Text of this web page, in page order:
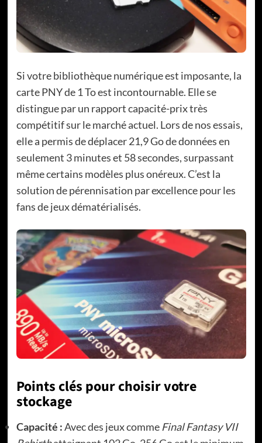
Si votre bibliothèque numérique est imposante, la
carte PNY de 1 To est incontournable. Elle se
distingue par un rapport capacité-prix très
compétitif sur le marché actuel. Lors de nos essais,
elle a permis de déplacer 21,9 Go de données en
seulement 3 minutes et 58 secondes, surpassant
même certains modèles plus onéreux. C’est la
solution de pérennisation par excellence pour les
fans de jeux dématérialisés.
Points clés pour choisir votre
stockage
Capacité :Avec des jeux comme Final Fantasy VII